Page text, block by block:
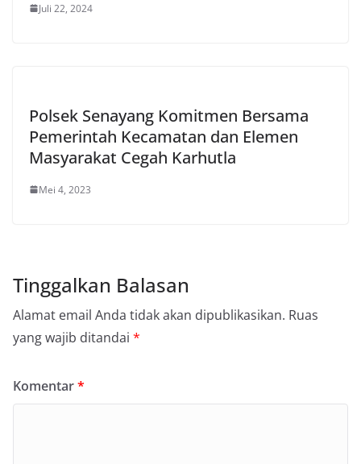
Juli 22, 2024
Polsek Senayang Komitmen Bersama
Pemerintah Kecamatan dan Elemen
Masyarakat Cegah Karhutla
Mei 4, 2023
Tinggalkan Balasan
Alamat email Anda tidak akan dipublikasikan. Ruas
yang wajib ditandai *
Komentar*